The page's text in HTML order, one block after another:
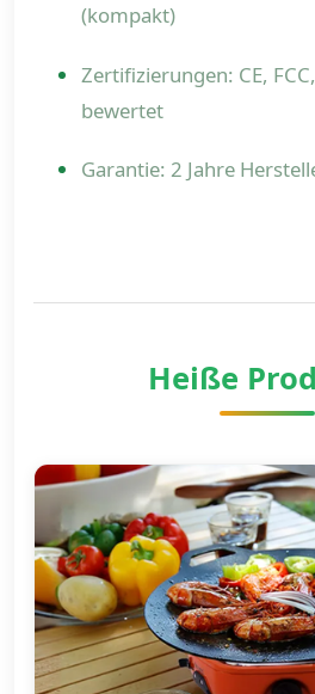
(kompakt)
Zertifizierungen: CE,
bewertet
Garantie: 2 Jahre
Heiße